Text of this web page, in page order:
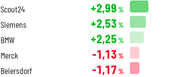
Scout24 +2,99 %
Siemens +2,53 %
BMW +2,25 %
Merck -1,13 %
Beiersdorf -1,17 %